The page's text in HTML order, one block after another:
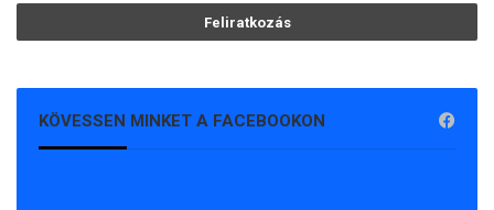
KÖVESSEN MINKET A FACEBOOKON